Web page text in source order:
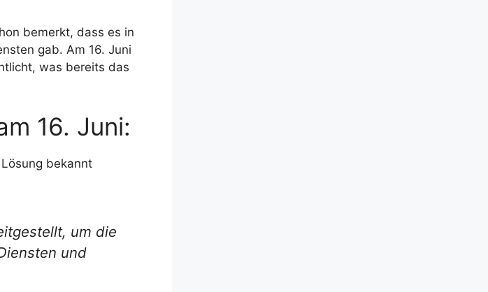
bemerkt, dass es in
gab. Am 16. Juni
was bereits das
16. Juni:
bekannt
um die
und